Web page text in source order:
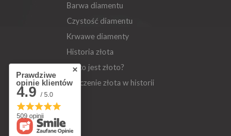
Barwa diamentu
Czystość diamentu
Krwawe diamenty
Historia złota
Co to jest złoto?
Znaczenie złota w historii
Prawdziwe
opinie klientów
4.9 / 5.0
509 opinii